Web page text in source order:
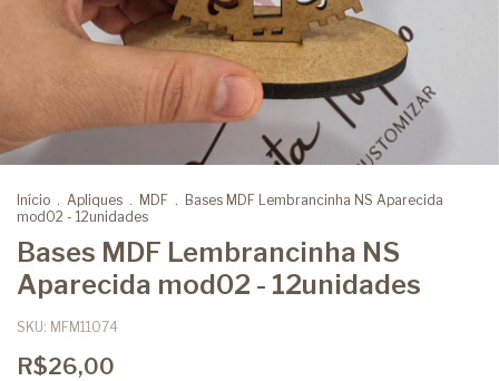
Início . Apliques . MDF . Bases MDF Lembrancinha NS Aparecida
mod02 - 12unidades
Bases MDF Lembrancinha NS
Aparecida mod02 - 12unidades
SKU: MFM11074
R$26,00